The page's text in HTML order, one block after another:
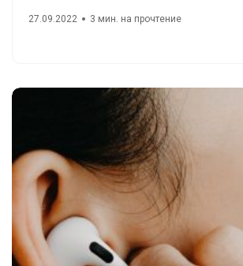
27.09.2022 3 мин. на прочтение